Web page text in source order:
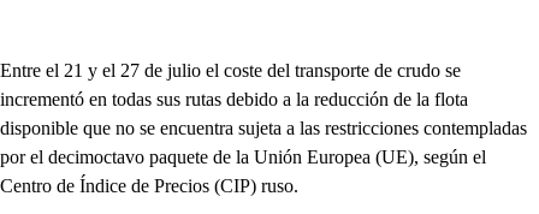
Entre el 21 y el 27 de julio el coste del transporte de crudo se
incrementó en todas sus rutas debido a la reducción de la flota
disponible que no se encuentra sujeta a las restricciones contempladas
por el decimoctavo paquete de la Unión Europea (UE), según el
Centro de Índice de Precios (CIP) ruso.